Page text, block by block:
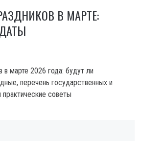
В МАРТЕ:
в марте 2026 года: будут ли
перечень государственных и
советы